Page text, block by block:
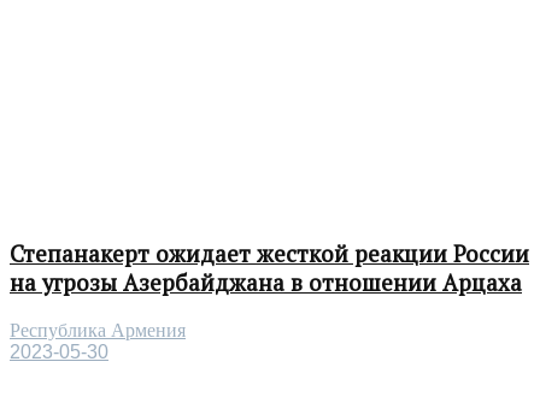
Степанакерт ожидает жесткой реакции России
на угрозы Азербайджана в отношении Арцаха
Республика Армения
2023-05-30